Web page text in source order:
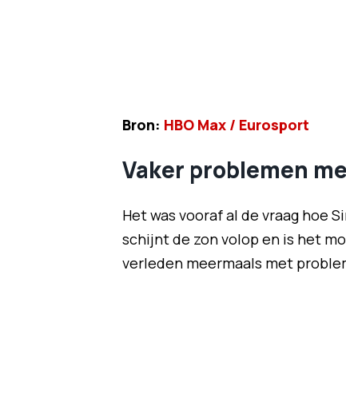
Bron: HBO Max / Eurosport
Vaker problemen
Het was vooraf al de vraag hoe
schijnt de zon volop en is het
verleden meermaals met